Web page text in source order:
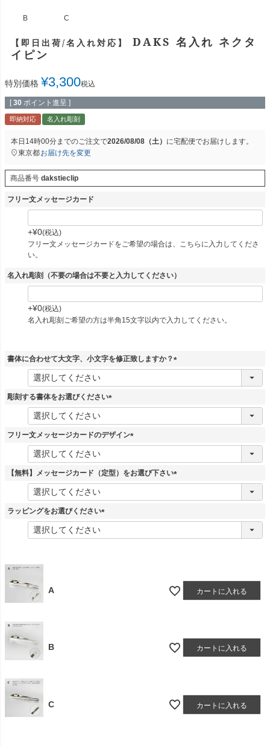
B C
【即日出荷/名入れ対応】
DAKS 名入れ ネクタ
イピン
特別価格 ¥3,300税込
[ 30 ポイント進呈 ]
即納対応 名入れ彫刻
本日 14時00分までのご注文で2026/08/08（土） に宅配便でお届けします。
東京都お届け先を変更
商品番号 dakstieclip
フリー文メッセージカード
+¥0 税込
フリー文メッセージカードをご希望の場合は、こちらに入力してくださ
い。
名入れ彫刻（不要の場合は不要と入力してください）
+¥0 税込
名入れ彫刻ご希望の方は半角15文字以内で入力してください。
書体に合わせて大文字、小文字を修正致しますか？
(
彫刻する書体をお選びください
(
須
フリー文メッセージカードのデザイン
(
須
【無料】メッセージカード（定型）をお選び下さい
(
ラッピングをお選びください
(
A カートに入れる
B カートに入れる
C カートに入れる